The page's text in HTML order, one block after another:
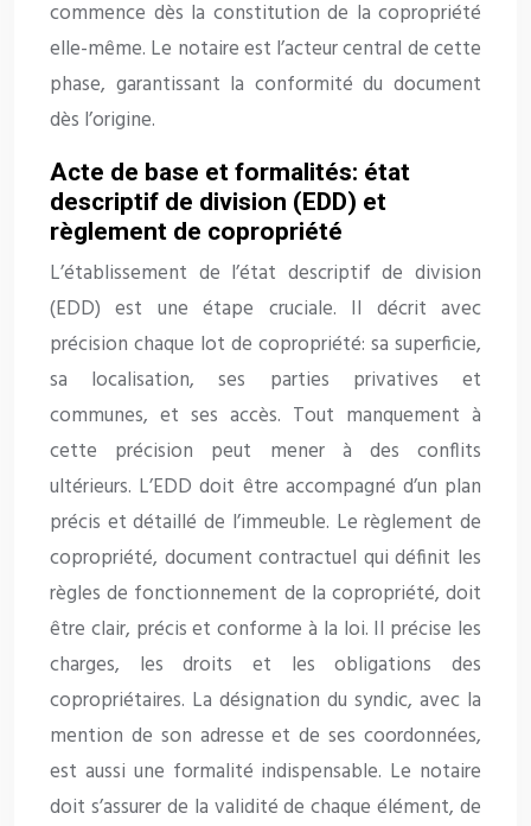
commence dès la constitution de la copropriété
elle-même. Le notaire est l’acteur central de cette
phase, garantissant la conformité du document
dès l’origine.
Acte de base et formalités: état
descriptif de division (EDD) et
règlement de copropriété
L’établissement de l’état descriptif de division
(EDD) est une étape cruciale. Il décrit avec
précision chaque lot de copropriété: sa superficie,
sa localisation, ses parties privatives et
communes, et ses accès. Tout manquement à
cette précision peut mener à des conflits
ultérieurs. L’EDD doit être accompagné d’un plan
précis et détaillé de l’immeuble. Le règlement de
copropriété, document contractuel qui définit les
règles de fonctionnement de la copropriété, doit
être clair, précis et conforme à la loi. Il précise les
charges, les droits et les obligations des
copropriétaires. La désignation du syndic, avec la
mention de son adresse et de ses coordonnées,
est aussi une formalité indispensable. Le notaire
doit s’assurer de la validité de chaque élément, de